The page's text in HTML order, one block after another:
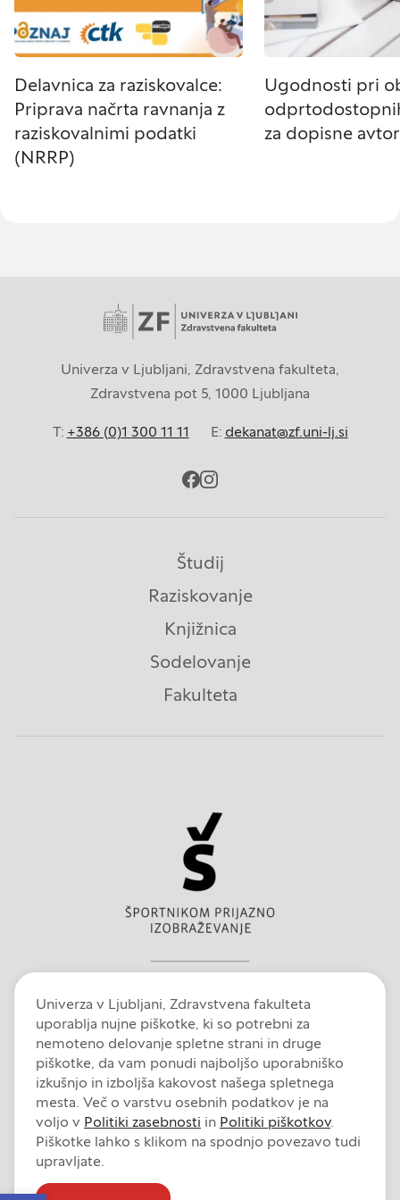
Delavnica za raziskovalce:
Priprava načrta ravnanja z
raziskovalnimi podatki
(NRRP)
Ugodnosti pri
za dopisne
Univerza v Ljubljani, Zdravstvena fakulteta,
Zdravstvena pot 5, 1000 Ljubljana
T: +386 (0)1 300 11 11 E: dekanat@zf.uni-lj.si
facebook
instagram
Študij
Raziskovanje
Knjižnica
Sodelovanje
Fakulteta
IntranetE-poštaFioriDokumentni sistem
Univerza v Ljubljani, Zdravstvena fakulteta
uporablja nujne piškotke, ki so potrebni za
nemoteno delovanje spletne strani in druge
piškotke, da vam ponudi najboljšo uporabniško
izkušnjo in izboljša kakovost našega spletnega
mesta. Več o varstvu osebnih podatkov je na
voljo v Politiki zasebnosti in Politiki piškotkov.
Piškotke lahko s klikom na spodnjo povezavo tudi
upravljate.